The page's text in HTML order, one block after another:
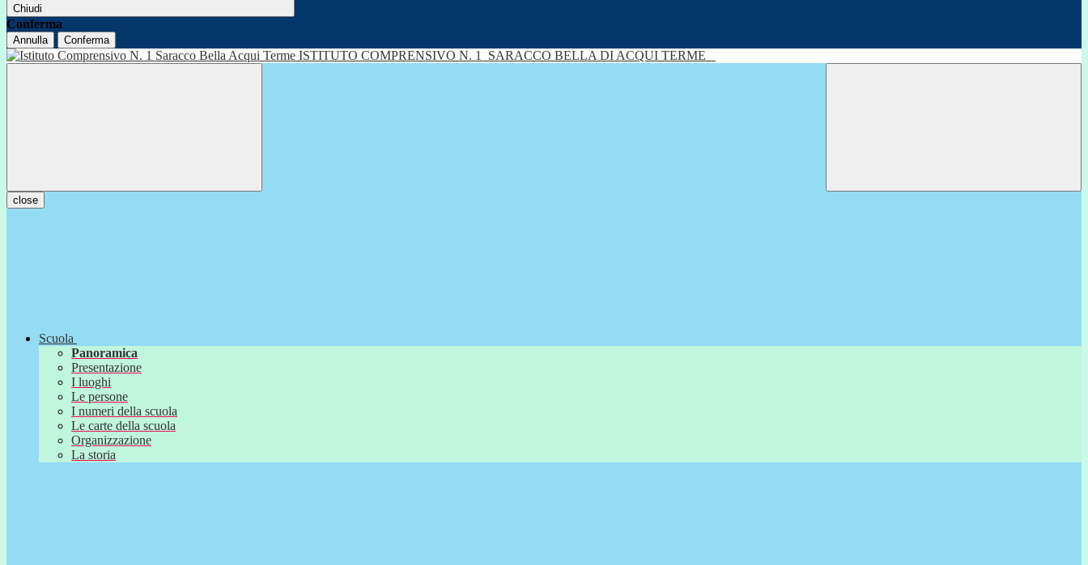
Chiudi
Conferma
Annulla Conferma
ISTITUTO COMPRENSIVO N. 1 SARACCO BELLA DI ACQUI TERME
close
Scuola
Panoramica
Presentazione
I luoghi
Le persone
I numeri della scuola
Le carte della scuola
Organizzazione
La storia